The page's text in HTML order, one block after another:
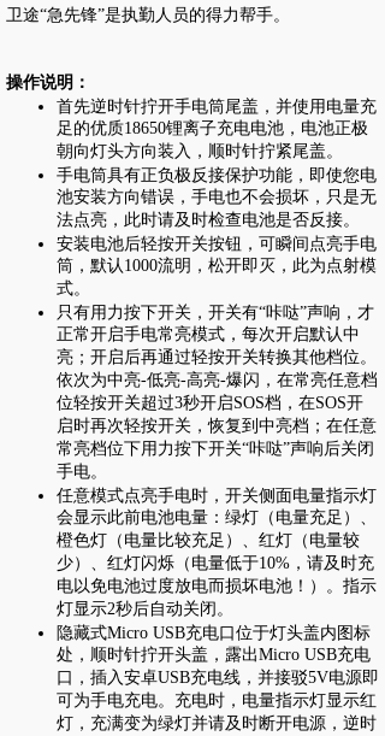
卫途“急先锋”是执勤人员的得力帮手。
操作说明：
首先逆时针拧开手电筒尾盖，并使用电量充
足的优质18650锂离子充电电池，电池正极
朝向灯头方向装入，顺时针拧紧尾盖。
手电筒具有正负极反接保护功能，即使您电
池安装方向错误，手电也不会损坏，只是无
法点亮，此时请及时检查电池是否反接。
安装电池后轻按开关按钮，可瞬间点亮手电
筒，默认1000流明，松开即灭，此为点射模
式。
只有用力按下开关，开关有“咔哒”声响，才
正常开启手电常亮模式，每次开启默认中
亮；开启后再通过轻按开关转换其他档位。
依次为中亮-低亮-高亮-爆闪，在常亮任意档
位轻按开关超过3秒开启SOS档，在SOS开
启时再次轻按开关，恢复到中亮档；在任意
常亮档位下用力按下开关“咔哒”声响后关闭
手电。
任意模式点亮手电时，开关侧面电量指示灯
会显示此前电池电量：绿灯（电量充足）、
橙色灯（电量比较充足）、红灯（电量较
少）、红灯闪烁（电量低于10%，请及时充
电以免电池过度放电而损坏电池！）。指示
灯显示2秒后自动关闭。
隐藏式Micro USB充电口位于灯头盖内图标
处，顺时针拧开头盖，露出Micro USB充电
口，插入安卓USB充电线，并接驳5V电源即
可为手电充电。充电时，电量指示灯显示红
灯，充满变为绿灯并请及时断开电源，逆时